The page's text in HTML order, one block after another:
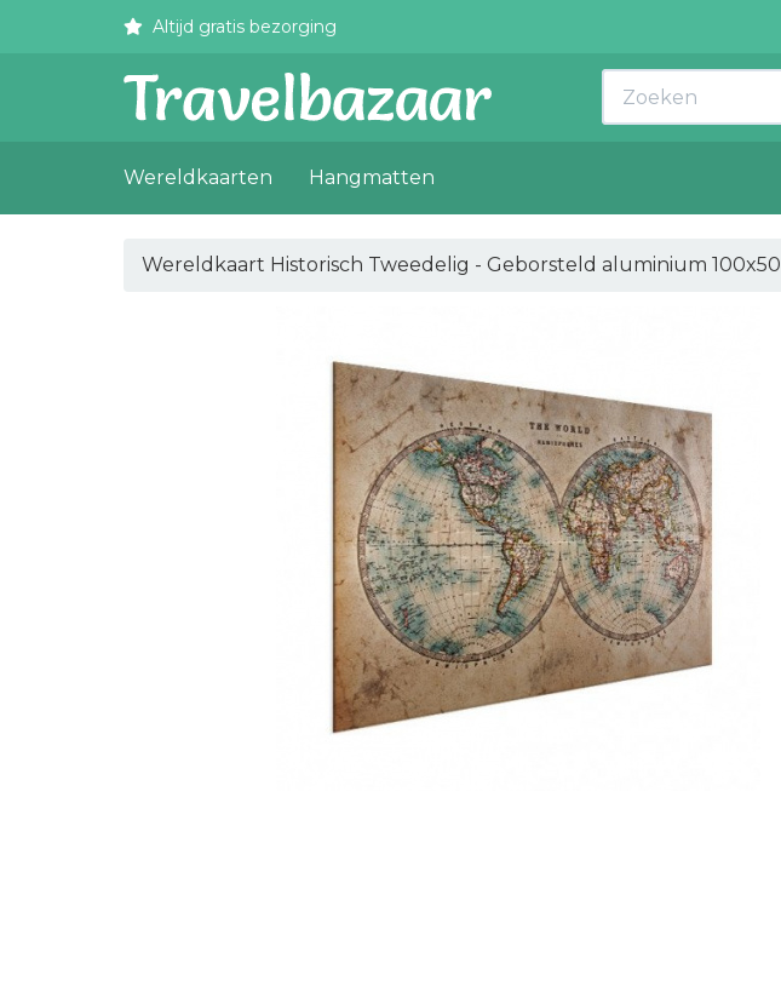
Altijd gratis bezorging
Zoeken
Wereldkaarten Hangmatten
Wereldkaart Historisch Tweedelig - Geborsteld aluminium 100x50